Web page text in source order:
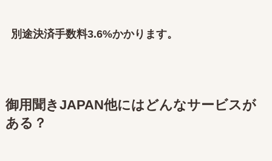
別途決済手数料3.6%かかります。
御用聞きJAPAN他にはどんなサービスが
ある？